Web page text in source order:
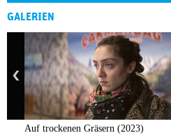
GALERIEN
Auf trockenen Gräsern (2023)